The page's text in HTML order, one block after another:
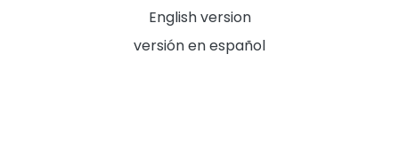
English version
versión en español